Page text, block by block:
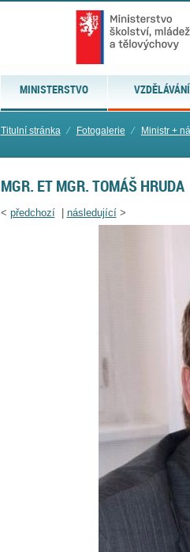
MINISTERSTVO VZDĚLÁVÁNÍ
Titulní stránka ⁄ Fotogalerie ⁄ Ministr +
MGR. ET MGR. TOMÁŠ HRUDA
< předchozí| následující>